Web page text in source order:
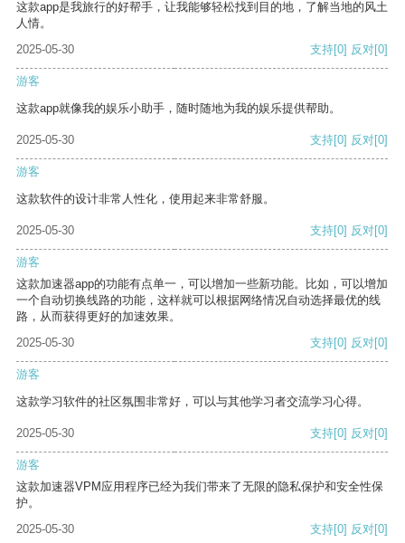
这款app是我旅行的好帮手，让我能够轻松找到目的地，了解当地的风土
人情。
2025-05-30
支持[0] 反对[0]
游客
这款app就像我的娱乐小助手，随时随地为我的娱乐提供帮助。
2025-05-30 支持[0] 反对[0]
游客
这款软件的设计非常人性化，使用起来非常舒服。
2025-05-30 支持[0] 反对[0]
游客
这款加速器app的功能有点单一，可以增加一些新功能。比如，可以增加
一个自动切换线路的功能，这样就可以根据网络情况自动选择最优的线
路，从而获得更好的加速效果。
2025-05-30
支持[0] 反对[0]
游客
这款学习软件的社区氛围非常好，可以与其他学习者交流学习心得。
2025-05-30 支持[0] 反对[0]
游客
这款加速器VPM应用程序已经为我们带来了无限的隐私保护和安全性保
护。
2025-05-30
支持[0] 反对[0]